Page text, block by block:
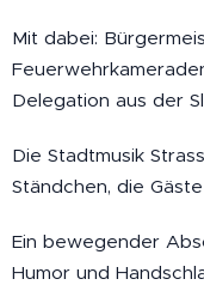
Mit dabei:
Delegation aus der
Die Stadtmusik
Ständchen, die
Ein bewegender
Humor und